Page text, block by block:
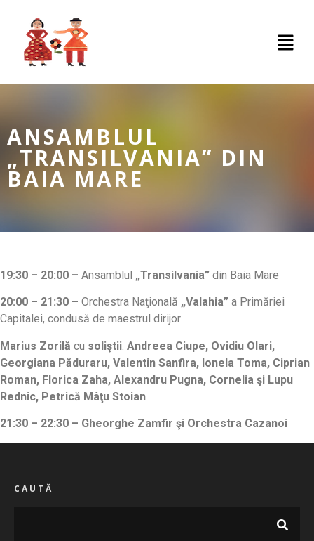
ANSAMBLUL
„TRANSILVANIA” DIN
BAIA MARE
19:30 – 20:00 – Ansamblul „Transilvania” din Baia Mare
20:00 – 21:30 – Orchestra Naţională „Valahia” a Primăriei
Capitalei, condusă de maestrul dirijor
Marius Zorilă cu soliştii: Andreea Ciupe, Ovidiu Olari,
Georgiana Păduraru, Valentin Sanfira, Ionela Toma, Ciprian
Roman, Florica Zaha, Alexandru Pugna, Cornelia şi Lupu
Rednic, Petrică Mâţu Stoian
21:30 – 22:30 – Gheorghe Zamfir şi Orchestra Cazanoi
CAUTĂ